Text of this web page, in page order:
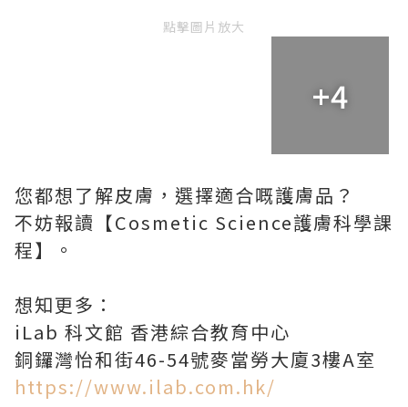
點擊圖片放大
+4
您都想了解皮膚，選擇適合嘅護膚品？
不妨報讀【Cosmetic Science護膚科學課
程】。
想知更多：
iLab 科文館 香港綜合教育中心
銅鑼灣怡和街46-54號麥當勞大廈3樓A室
https://www.ilab.com.hk/